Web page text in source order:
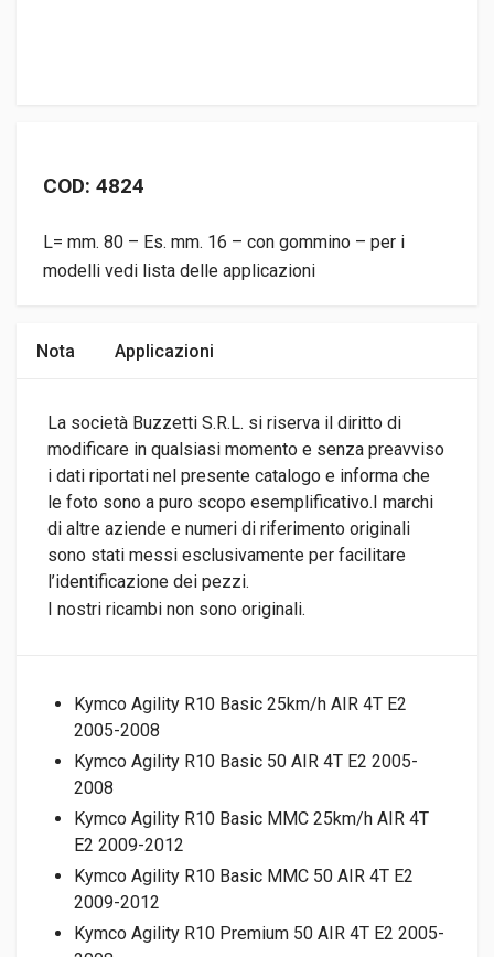
COD: 4824
L= mm. 80 – Es. mm. 16 – con gommino – per i
modelli vedi lista delle applicazioni
Nota Applicazioni
La società Buzzetti S.R.L. si riserva il diritto di
modificare in qualsiasi momento e senza preavviso
i dati riportati nel presente catalogo e informa che
le foto sono a puro scopo esemplificativo.I marchi
di altre aziende e numeri di riferimento originali
sono stati messi esclusivamente per facilitare
l’identificazione dei pezzi.
I nostri ricambi non sono originali.
Kymco Agility R10 Basic 25km/h AIR 4T E2
2005-2008
Kymco Agility R10 Basic 50 AIR 4T E2 2005-
2008
Kymco Agility R10 Basic MMC 25km/h AIR 4T
E2 2009-2012
Kymco Agility R10 Basic MMC 50 AIR 4T E2
2009-2012
Kymco Agility R10 Premium 50 AIR 4T E2 2005-